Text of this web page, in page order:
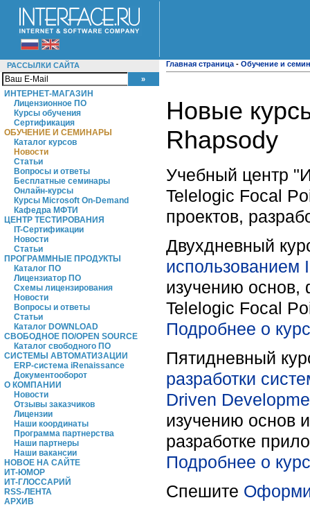
РАССЫЛКИ САЙТА
ИНТЕРНЕТ-МАГАЗИН
Лицензионное ПО
Курсы обучения
Сертификация
ОБУЧЕНИЕ И СЕМИНАРЫ
Каталог курсов
Новости
Статьи
Вопросы и ответы
Бесплатные семинары
Онлайн-курсы
Курсы Microsoft On-Demand
Кафедра МФТИ
ЦЕНТР ТЕСТИРОВАНИЯ
IT-Сертификации
Новости
Статьи
ПРОГРАММНЫЕ ПРОДУКТЫ
Каталог ПО
Лицензиатор ПО
Схемы лицензирования
Новости
Вопросы и ответы
Статьи
Каталог DOWNLOAD
СВОБОДНОЕ ПО/OPEN SOURCE
Каталог свободного ПО
СИСТЕМЫ АВТОМАТИЗАЦИИ
ERP-система iRenaissance
Документооборот
О КОМПАНИИ
Новости
Отзывы заказчиков
Лицензии
Наши координаты
Программа партнерства
Наши партнеры
Наши вакансии
НОВОЕ НА САЙТЕ
ИТ-ЮМОР
ИТ-ГЛОССАРИЙ
RSS-ЛЕНТА
АРХИВ
Главная страница - Обучение и
Новые
Rhapsody
Учебный центр
Telelogic Focal
проектов,
Двухдневный
использованием
изучению основ,
Telelogic Focal
Подробнее о
Пятидневный
разработки
Driven
изучению основ
разработке
Подробнее о
Спешите